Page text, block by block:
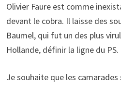
Olivier Faure est comme
devant le cobra. Il laisse des
Baumel, qui fut un des plus
Hollande, définir la ligne du PS.
Je souhaite que les